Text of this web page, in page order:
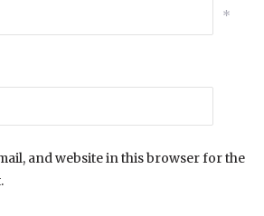
*
and website in this browser for the